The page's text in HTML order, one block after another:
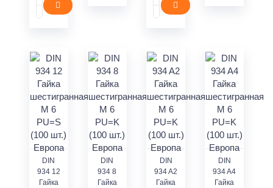
DIN
934 12
Гайка
DIN
934 8
Гайка
DIN
934 A2
Гайка
DIN
934 A4
Гайка